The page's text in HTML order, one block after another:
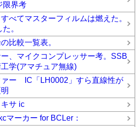
界考
べてマスターフィルムは燃えた。
。
の比較一覧表。
、マイクコンプレッサー考。SSB
学(アマチュア無線)
ァー IC「LH0002」すら直線性が
サ ic
マーカー for BCLer：